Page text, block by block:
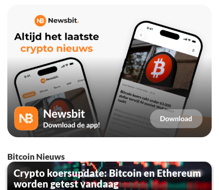
Bitcoin Nieuws
Crypto koersupdate: Bitcoin en Ethereum
worden getest vandaag